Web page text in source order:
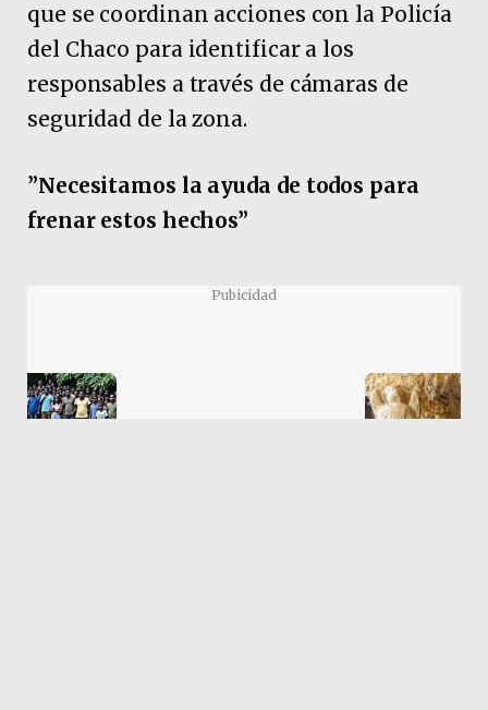
que se coordinan acciones con la Policía
del Chaco para identificar a los
responsables a través de cámaras de
seguridad de la zona.
”Necesitamos la ayuda de todos para
frenar estos hechos”
Pubicidad